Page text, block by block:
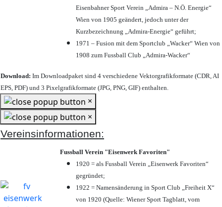
Eisenbahner Sport Verein „Admira – N.Ö. Energie“
Wien von 1905 geändert, jedoch unter der
Kurzbezeichnung „Admira-Energie“ geführt;
1971 – Fusion mit dem Sportclub „Wacker“ Wien von
1908 zum Fussball Club „Admira-Wacker“
Download: Im Downloadpaket sind 4 verschiedene Vektorgrafikformate (CDR, AI
EPS, PDF) und 3 Pixelgrafikformate (JPG, PNG, GIF) enthalten.
×
×
Vereinsinformationen:
Fussball Verein "Eisenwerk Favoriten"
1920 = als Fussball Verein „Eisenwerk Favoriten“
gegründet;
1922 = Namensänderung in Sport Club „Freiheit X“
von 1920 (Quelle: Wiener Sport Tagblatt, vom